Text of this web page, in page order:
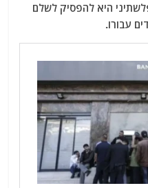
היא להפסיק לשלם
עבורו.